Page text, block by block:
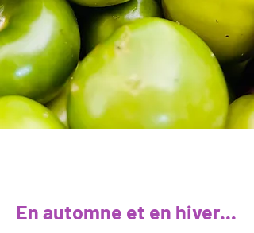
En automne et en hiver...